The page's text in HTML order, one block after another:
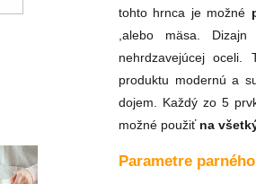
tohto hrnca je možné
,alebo mäsa.
nehrdzavejúcej oceli.
produktu modernú a
dojem. Každý zo 5
možné použiť na
Parametre